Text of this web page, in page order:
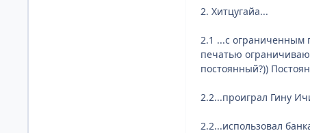
2. Хитцугайа...
2.1 ...с ограниченным
печатью
постоянный?))
2.2...проиграл Гину
2.2...использовал